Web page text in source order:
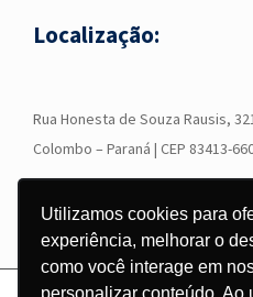
Utilizamos cookies para
experiência, melhorar o
como você interage em
Localização:
Rua Honesta de Souza Rausis,
Colombo – Paraná | CEP 83413-